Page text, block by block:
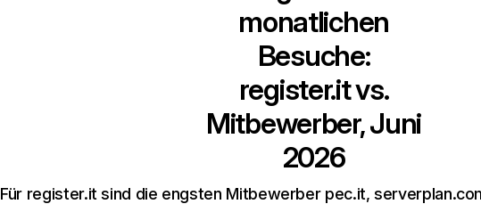
monatlichen
Besuche:
register.itvs.
Mitbewerber, Juni
2026
Für register.it sind die engsten Mitbewerber pec.it,